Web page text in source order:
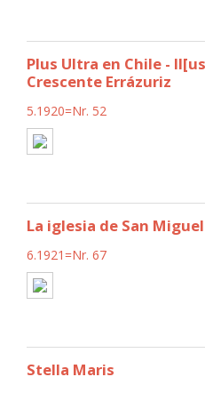
Plus Ultra en Chile -
Crescente Errázuriz
5.1920=Nr. 52
La iglesia de San Miguel
6.1921=Nr. 67
Stella Maris